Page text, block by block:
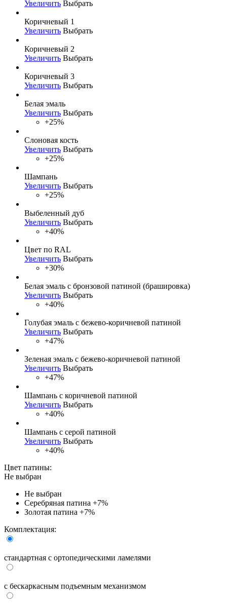
Увеличить Выбрать
Коричневый 1
Увеличить Выбрать
Коричневый 2
Увеличить Выбрать
Коричневый 3
Увеличить Выбрать
Белая эмаль
Увеличить Выбрать
+25%
Слоновая кость
Увеличить Выбрать
+25%
Шампань
Увеличить Выбрать
+25%
Выбеленный дуб
Увеличить Выбрать
+40%
Цвет по RAL
Увеличить Выбрать
+30%
Белая эмаль с бронзовой патиной (брашировка)
Увеличить Выбрать
+40%
Голубая эмаль с бежево-коричневой патиной
Увеличить Выбрать
+47%
Зеленая эмаль с бежево-коричневой патиной
Увеличить Выбрать
+47%
Шампань с коричневой патиной
Увеличить Выбрать
+40%
Шампань с серой патиной
Увеличить Выбрать
+40%
Цвет патины:
Не выбран
Не выбран
Серебряная патина +7%
Золотая патина +7%
Комплектация:
стандартная с ортопедическими ламелями
с бескаркасным подъемным механизмом